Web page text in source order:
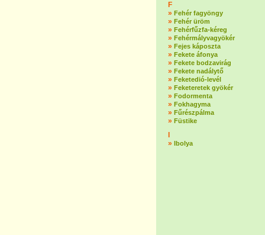
F
» Fehér fagyöngy
» Fehér üröm
» Fehérfűzfa-kéreg
» Fehérmályvagyökér
» Fejes káposzta
» Fekete áfonya
» Fekete bodzavirág
» Fekete nadálytő
» Feketedió-levél
» Feketeretek gyökér
» Fodormenta
» Fokhagyma
» Fűrészpálma
» Füstike
» Ibolya